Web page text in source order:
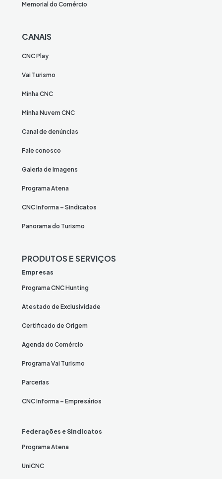
Memorial do Comércio
CANAIS
CNC Play
Vai Turismo
Minha CNC
Minha Nuvem CNC
Canal de denúncias
Fale conosco
Galeria de imagens
Programa Atena
CNC Informa – Sindicatos
Panorama do Turismo
PRODUTOS E SERVIÇOS
Empresas
Programa CNC Hunting
Atestado de Exclusividade
Certificado de Origem
Agenda do Comércio
Programa Vai Turismo
Parcerias
CNC Informa – Empresários
Federações e Sindicatos
Programa Atena
UniCNC